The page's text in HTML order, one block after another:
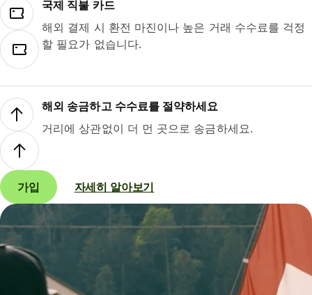
국제 직불 카드
해외 결제 시 환전 마진이나 높은 거래 수수료를 걱정
할 필요가 없습니다.
해외 송금하고 수수료를 절약하세요
거리에 상관없이 더 먼 곳으로 송금하세요.
가입 자세히 알아보기